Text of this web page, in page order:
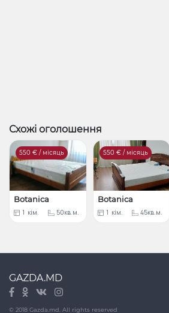
Схожі оголошення
550 € / місяць
Botanica
1 кім. 50кв.м.
550 € / місяць
Botanica
1 кім. 45кв.м.
GAZDA.MD
© 2018 Gazda.md. All rights reserved